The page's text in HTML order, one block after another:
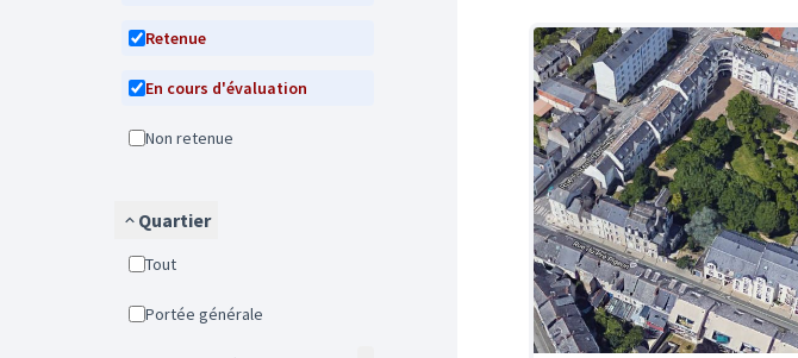
Retenue
En cours d'évaluation
Non retenue
Quartier
Tout
Portée générale